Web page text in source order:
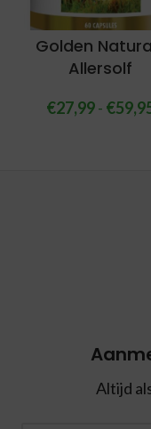
Golden
Allersolf
€27,99- €
Altijd